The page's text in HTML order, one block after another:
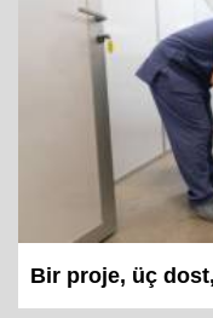
Bir proje, üç